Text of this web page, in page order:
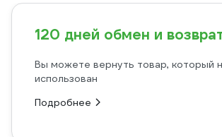
120 дней обмен и
Вы можете вернуть товар, который
использован
Подробнее